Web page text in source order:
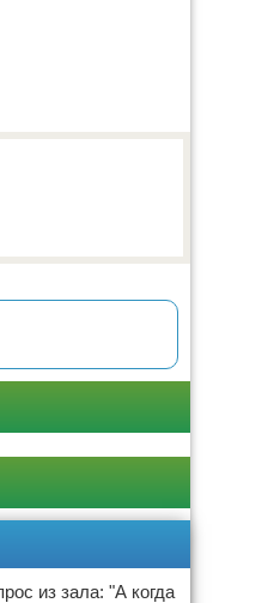
из зала: "А когда